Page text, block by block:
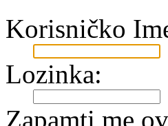
Korisničko
Lozinka:
Zapamti me